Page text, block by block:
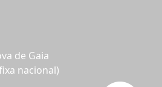
de Gaia
nacional)